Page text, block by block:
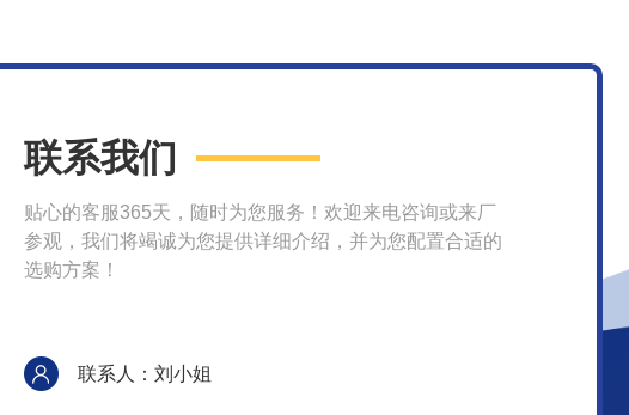
联系我们
贴心的客服365天，随时为您服务！欢迎来电咨询或来厂
参观，我们将竭诚为您提供详细介绍，并为您配置合适的
选购方案！
联系人：刘小姐